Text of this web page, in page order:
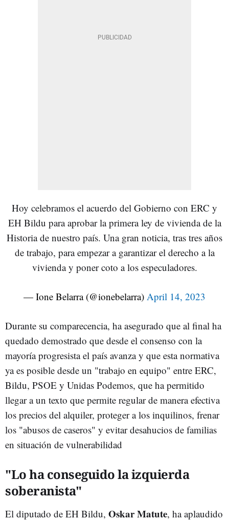
Hoy celebramos el acuerdo del Gobierno con ERC y
EH Bildu para aprobar la primera ley de vivienda de la
Historia de nuestro país. Una gran noticia, tras tres años
de trabajo, para empezar a garantizar el derecho a la
vivienda y poner coto a los especuladores.
— Ione Belarra (@ionebelarra) April 14, 2023
Durante su comparecencia, ha asegurado que al final ha
quedado demostrado que desde el consenso con la
mayoría progresista el país avanza y que esta normativa
ya es posible desde un "trabajo en equipo" entre ERC,
Bildu, PSOE y Unidas Podemos, que ha permitido
llegar a un texto que permite regular de manera efectiva
los precios del alquiler, proteger a los inquilinos, frenar
los "abusos de caseros" y evitar desahucios de familias
en situación de vulnerabilidad
"Lo ha conseguido la izquierda
soberanista"
El diputado de EH Bildu, Oskar Matute, ha aplaudido